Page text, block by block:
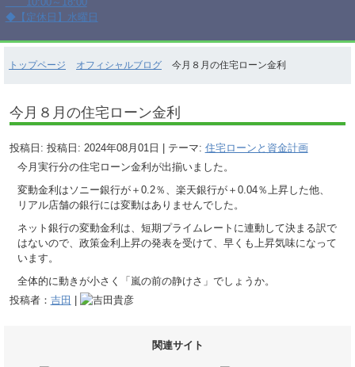
◆【定休日】水曜日
トップページ オフィシャルブログ 今月８月の住宅ローン金利
今月８月の住宅ローン金利
投稿日: 投稿日: 2024年08月01日 | テーマ: 住宅ローンと資金計画
今月実行分の住宅ローン金利が出揃いました。
変動金利はソニー銀行が＋0.2％、楽天銀行が＋0.04％上昇した他、
リアル店舗の銀行には変動はありませんでした。
ネット銀行の変動金利は、短期プライムレートに連動して決まる訳で
はないので、政策金利上昇の発表を受けて、早くも上昇気味になって
います。
全体的に動きが小さく「嵐の前の静けさ」でしょうか。
投稿者： 吉田
関連サイト